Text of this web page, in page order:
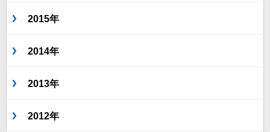
2015年
2014年
2013年
2012年